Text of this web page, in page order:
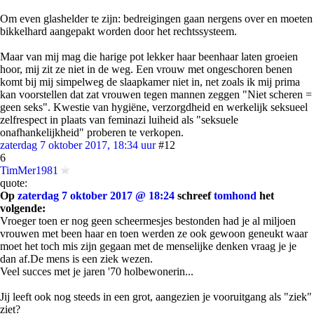
Om even glashelder te zijn: bedreigingen gaan nergens over en moeten
bikkelhard aangepakt worden door het rechtssysteem.
Maar van mij mag die harige pot lekker haar beenhaar laten groeien
hoor, mij zit ze niet in de weg. Een vrouw met ongeschoren benen
komt bij mij simpelweg de slaapkamer niet in, net zoals ik mij prima
kan voorstellen dat zat vrouwen tegen mannen zeggen "Niet scheren =
geen seks". Kwestie van hygiëne, verzorgdheid en werkelijk seksueel
zelfrespect in plaats van feminazi luiheid als "seksuele
onafhankelijkheid" proberen te verkopen.
zaterdag 7 oktober 2017, 18:34 uur #12
6
TimMer1981
quote:
Op zaterdag 7 oktober 2017 @ 18:24 schreeftomhond het
volgende:
Vroeger toen er nog geen scheermesjes bestonden had je al miljoen
vrouwen met been haar en toen werden ze ook gewoon geneukt waar
moet het toch mis zijn gegaan met de menselijke denken vraag je je
dan af.De mens is een ziek wezen.
Veel succes met je jaren '70 holbewonerin...
Jij leeft ook nog steeds in een grot, aangezien je vooruitgang als "ziek"
ziet?